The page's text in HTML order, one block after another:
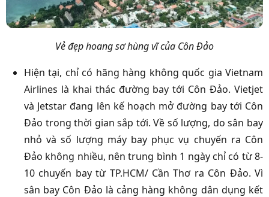
Vẻ đẹp hoang sơ hùng vĩ của Côn Đảo
Hiện tại, chỉ có hãng hàng không quốc gia Vietnam
Airlines là khai thác đường bay tới Côn Đảo. Vietjet
và Jetstar đang lên kế hoạch mở đường bay tới Côn
Đảo trong thời gian sắp tới. Về số lượng, do sân bay
nhỏ và số lượng máy bay phục vụ chuyến ra Côn
Đảo không nhiều, nên trung bình 1 ngày chỉ có từ 8-
10 chuyến bay từ TP.HCM/ Cần Thơ ra Côn Đảo. Vì
sân bay Côn Đảo là cảng hàng không dân dụng kết